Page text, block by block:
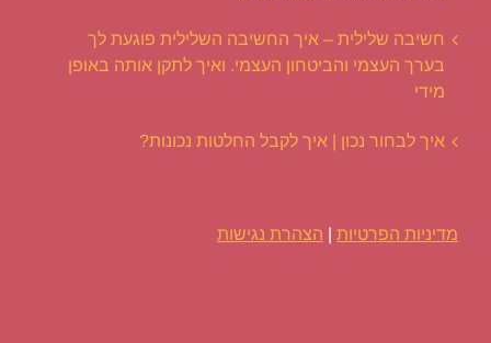
חשיבה שלילית – איך החשיבה השלילית פוגעת לך
בערך העצמי והביטחון העצמי. ואיך לתקן אותה באופן
מידי
איך לבחור נכון | איך לקבל החלטות נכונות?
מדיניות הפרטיות | הצהרת נגישות